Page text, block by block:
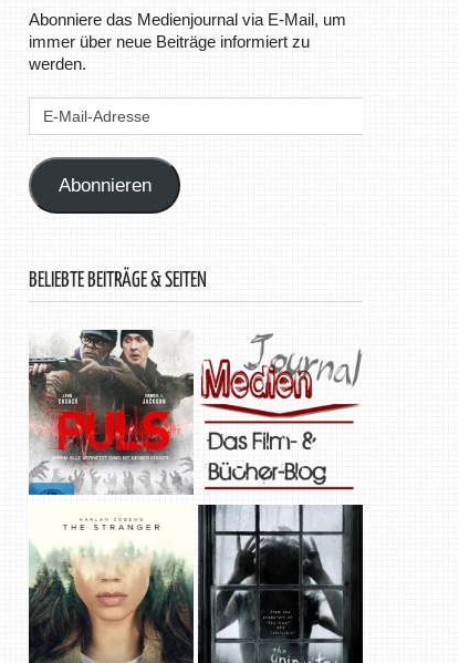
Abonniere das Medienjournal via E-Mail, um
immer über neue Beiträge informiert zu
werden.
E-
Abonnieren
BELIEBTE BEITRÄGE & SEITEN